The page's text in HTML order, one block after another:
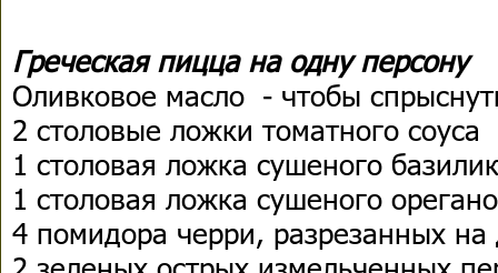
Греческая пицца на одну персону
Оливковое масло - чтобы
2 столовые ложки томатного соуса
1 столовая ложка сушеного
1 столовая ложка сушеного орегано
4 помидора черри, разрезанных на